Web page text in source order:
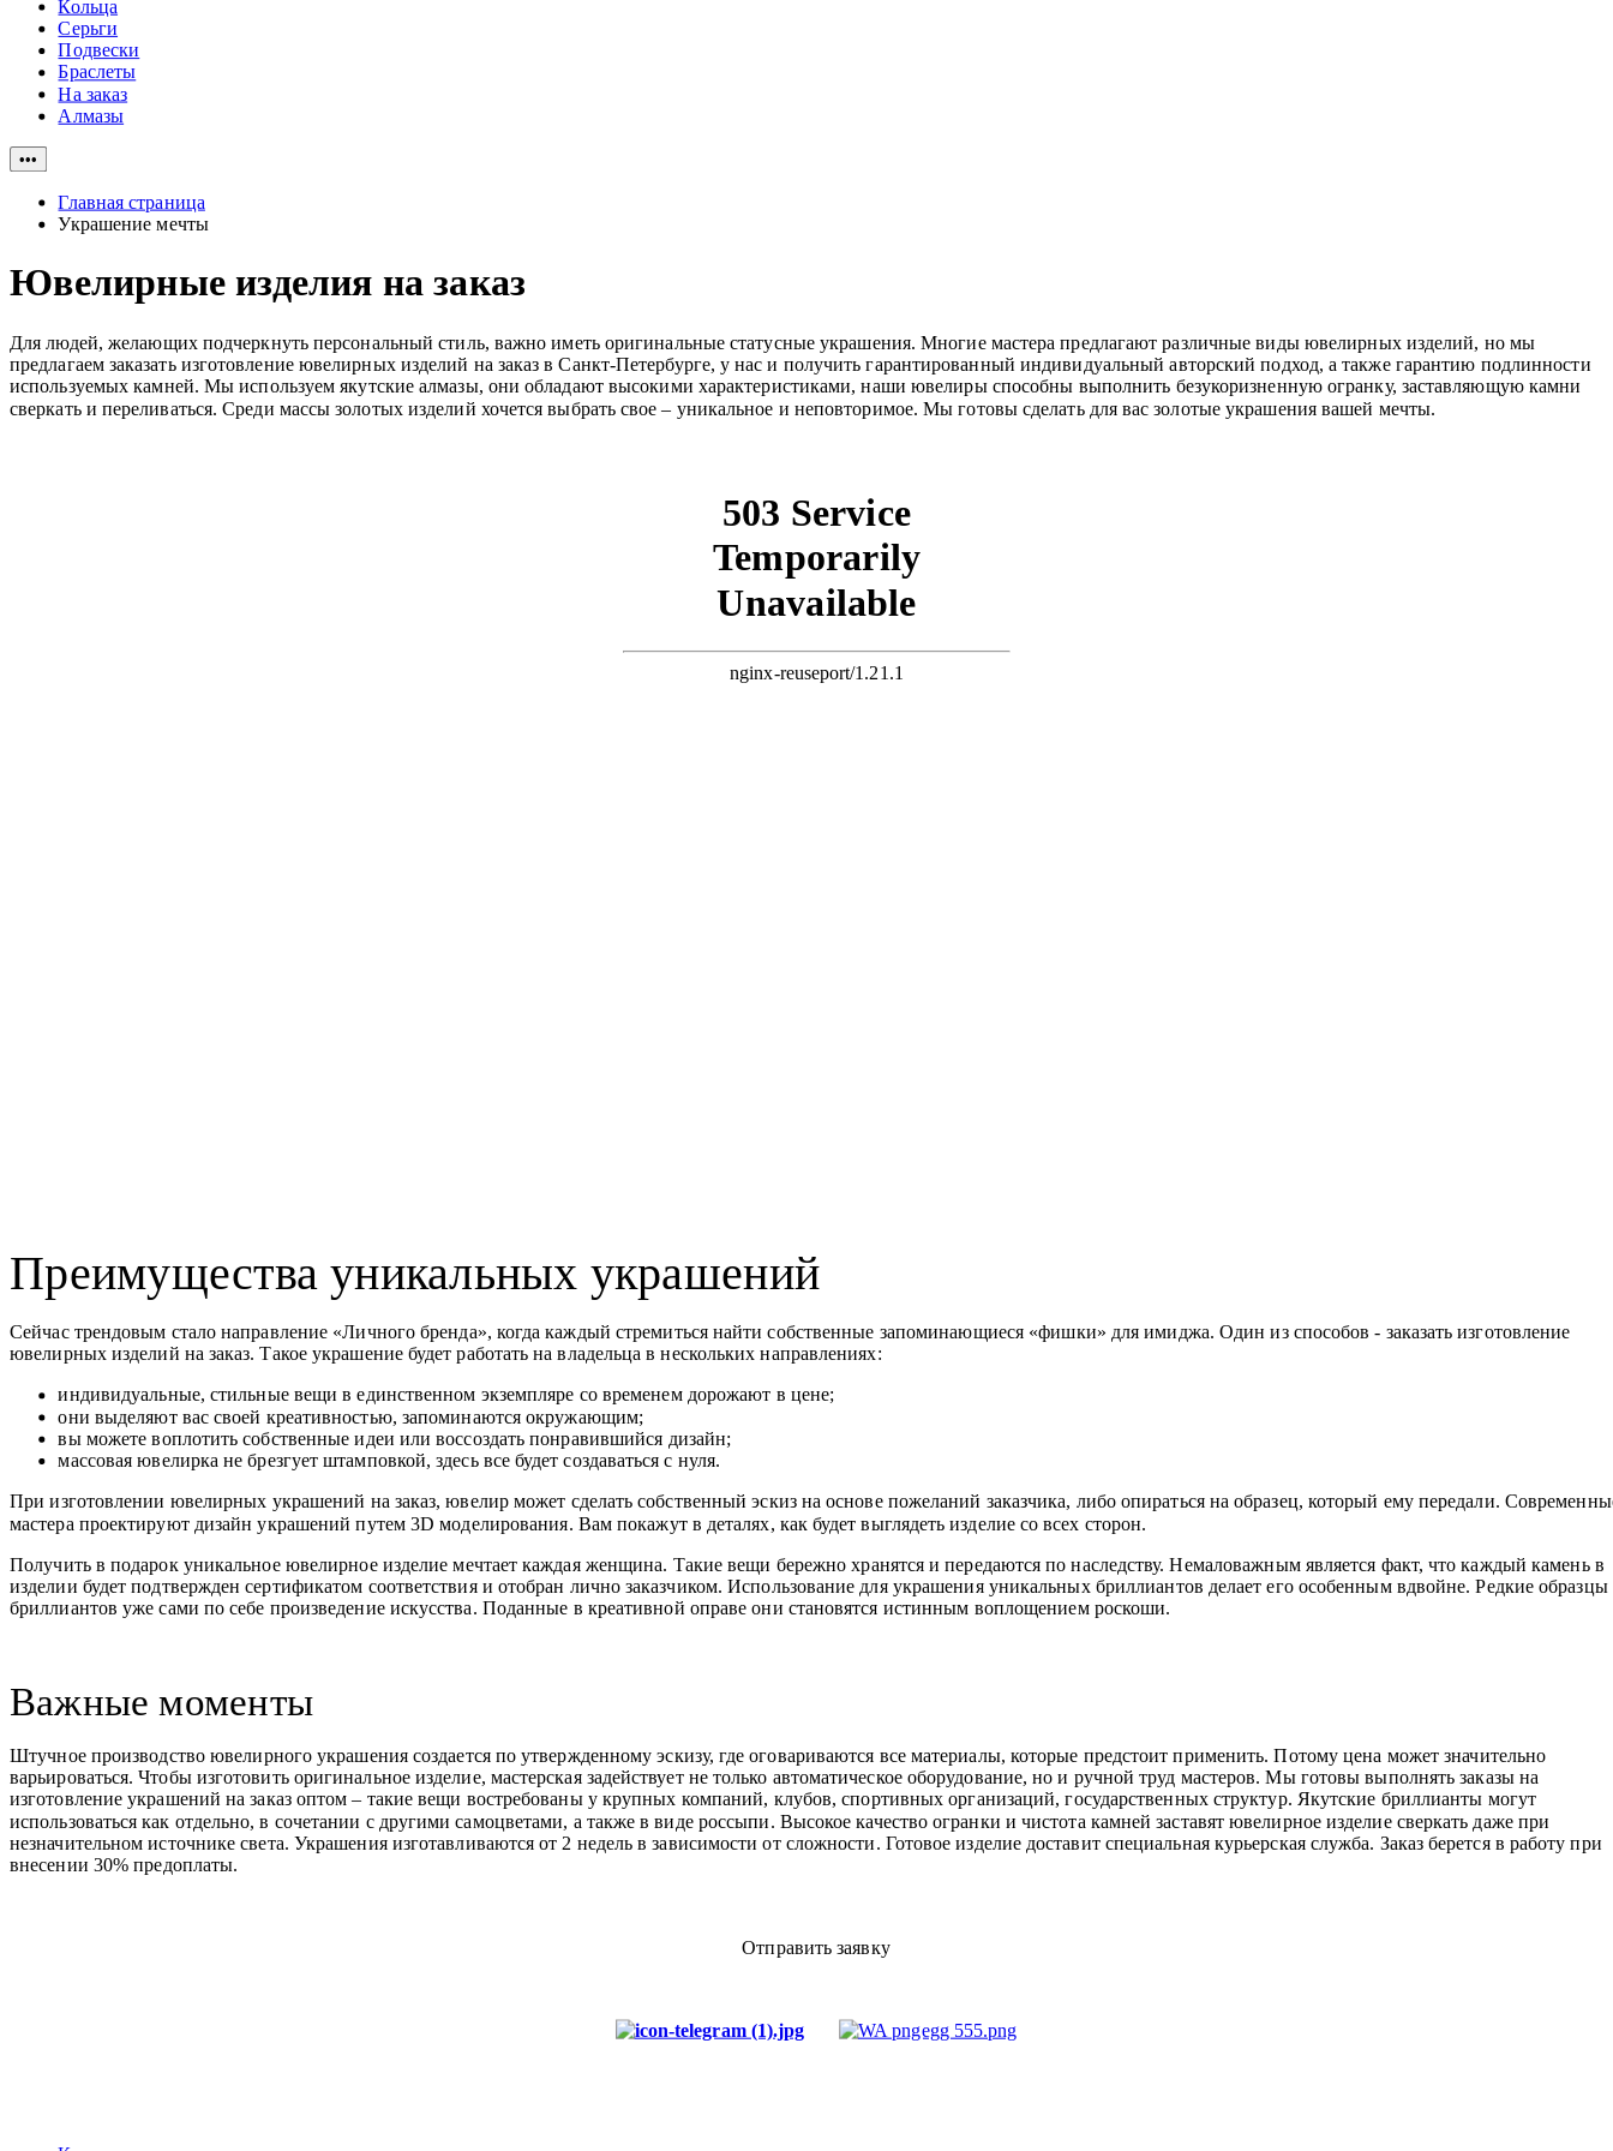
Кольца
Серьги
Подвески
Браслеты
На заказ
Алмазы
•••
Главная страница
Украшение мечты
Ювелирные изделия на заказ
Для людей, желающих подчеркнуть персональный стиль, важно иметь оригинальные статусные украшения. Многие мастера предлагают различные виды ювелирных изделий, но мы
предлагаем заказать изготовление ювелирных изделий на заказ в Санкт-Петербурге, у нас и получить гарантированный индивидуальный авторский подход, а также гарантию подлинности
используемых камней. Мы используем якутские алмазы, они обладают высокими характеристиками, наши ювелиры способны выполнить безукоризненную огранку, заставляющую камни
сверкать и переливаться. Среди массы золотых изделий хочется выбрать свое – уникальное и неповторимое. Мы готовы сделать для вас золотые украшения вашей мечты.
Преимущества уникальных украшений
Сейчас трендовым стало направление «Личного бренда», когда каждый стремиться найти собственные запоминающиеся «фишки» для имиджа. Один из способов - заказать изготовление
ювелирных изделий на заказ. Такое украшение будет работать на владельца в нескольких направлениях:
индивидуальные, стильные вещи в единственном экземпляре со временем дорожают в цене;
они выделяют вас своей креативностью, запоминаются окружающим;
вы можете воплотить собственные идеи или воссоздать понравившийся дизайн;
массовая ювелирка не брезгует штамповкой, здесь все будет создаваться с нуля.
При изготовлении ювелирных украшений на заказ, ювелир может сделать собственный эскиз на основе пожеланий заказчика, либо опираться на образец, который ему передали.
мастера проектируют дизайн украшений путем 3D моделирования. Вам покажут в деталях, как будет выглядеть изделие со всех сторон.
Получить в подарок уникальное ювелирное изделие мечтает каждая женщина. Такие вещи бережно хранятся и передаются по наследству. Немаловажным является факт, что каждый камень в
изделии будет подтвержден сертификатом соответствия и отобран лично заказчиком. Использование для украшения уникальных бриллиантов делает его особенным вдвойне. Редкие образцы
бриллиантов уже сами по себе произведение искусства. Поданные в креативной оправе они становятся истинным воплощением роскоши.
Важные моменты
Штучное производство ювелирного украшения создается по утвержденному эскизу, где оговариваются все материалы, которые предстоит применить. Потому цена может значительно
варьироваться. Чтобы изготовить оригинальное изделие, мастерская задействует не только автоматическое оборудование, но и ручной труд мастеров. Мы готовы выполнять заказы на
изготовление украшений на заказ оптом – такие вещи востребованы у крупных компаний, клубов, спортивных организаций, государственных структур. Якутские бриллианты могут
использоваться как отдельно, в сочетании с другими самоцветами, а также в виде россыпи. Высокое качество огранки и чистота камней заставят ювелирное изделие сверкать даже при
незначительном источнике света. Украшения изготавливаются от 2 недель в зависимости от сложности. Готовое изделие доставит специальная курьерская служба. Заказ берется в работу при
внесении 30% предоплаты.
Отправить заявку